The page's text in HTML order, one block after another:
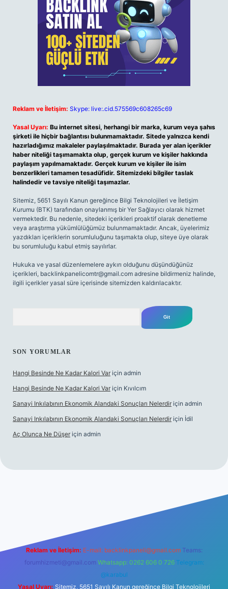
Reklam ve İletişim: Skype: live:.cid.575569c608265c69
Yasal Uyarı: Bu internet sitesi, herhangi bir marka, kurum veya şahıs
şirketi ile hiçbir bağlantısı bulunmamaktadır. Sitede yalnızca kendi
hazırladığımız makaleler paylaşılmaktadır. Burada yer alan içerikler
haber niteliği taşımamakta olup, gerçek kurum ve kişiler hakkında
paylaşım yapılmamaktadır. Gerçek kurum ve kişiler ile isim
benzerlikleri tamamen tesadüfidir. Sitemizdeki bilgiler taslak
halindedir ve tavsiye niteliği taşımazlar.
Sitemiz, 5651 Sayılı Kanun gereğince Bilgi Teknolojileri ve İletişim
Kurumu (BTK) tarafından onaylanmış bir Yer Sağlayıcı olarak hizmet
vermektedir. Bu nedenle, sitedeki içerikleri proaktif olarak denetleme
veya araştırma yükümlülüğümüz bulunmamaktadır. Ancak, üyelerimiz
yazdıkları içeriklerin sorumluluğunu taşımakta olup, siteye üye olarak
bu sorumluluğu kabul etmiş sayılırlar.
Hukuka ve yasal düzenlemelere aykırı olduğunu düşündüğünüz
içerikleri, backlinkpanelicomtr@gmail.com adresine bildirmeniz halinde,
ilgili içerikler yasal süre içerisinde sitemizden kaldırılacaktır.
SON YORUMLAR
Hangi Besinde Ne Kadar Kalori Var için admin
Hangi Besinde Ne Kadar Kalori Var için Kıvılcım
Sanayi Inkılabının Ekonomik Alandaki Sonuçları Nelerdir için admin
Sanayi Inkılabının Ekonomik Alandaki Sonuçları Nelerdir için İdil
Aç Olunca Ne Düşer için admin
Reklam ve İletişim: E-mail: backlinkpaneli@gmail.com Teams:
forumhizmeti@gmail.com Whatsapp: 0262 606 0 726 Telegram:
@karabul
Yasal Uyarı: Sitemiz, 5651 Sayılı Kanun gereğince Bilgi Teknolojileri